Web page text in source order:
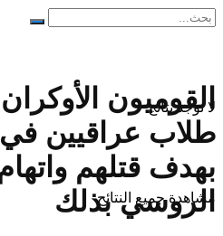
لا توجد نتائج
مشاهدة جميع النتائح
طلاب عراقيين
بهدف قتلهم
الروسي بذلك